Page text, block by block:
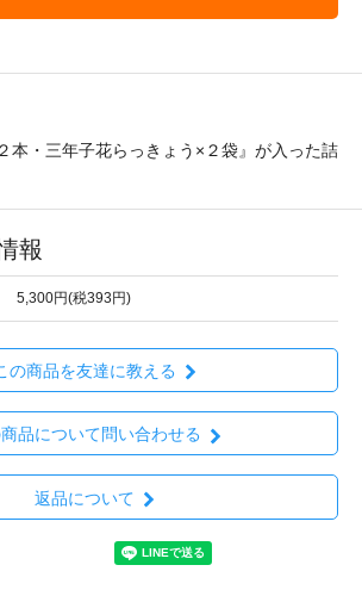
本・三年子花らっきょう×２袋』が入った詰
報
5,300円(税393円)
の商品を友達に教える
品について問い合わせる
返品について